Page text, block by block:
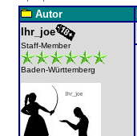
Autor
Ihr_joe
Staff-Member
Baden-Württemberg